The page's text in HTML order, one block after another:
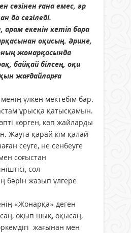
сөзінен ғана емес, әр
да сезіледі.
арам екенін кетіп бара
оқисың. Әрине,
жонарқасында
байқай білсең, оқи
жағдайларға
үлкен мектебім бар.
ұрысқа қатысқамын.
көрген, көп жайларды
Жауға қарай кім қалай
сеуге, не сенбеуге
соғыстан
сол
бәрін жазып үлгере
«Жонарқа» деген
оқып шық, оқысаң,
жағынан мен